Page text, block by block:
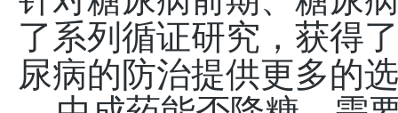
了系列循证研究，获得
尿病的防治提供更多的